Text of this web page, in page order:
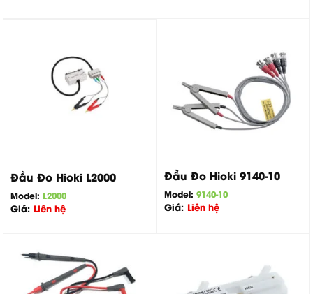
Đầu Đo Hioki L2000
Model: L2000
Giá: Liên hệ
Đầu Đo Hioki 9140-10
Model: 9140-10
Giá: Liên hệ